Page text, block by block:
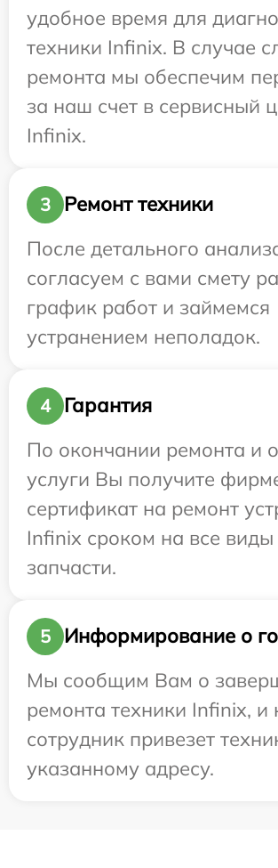
удобное время для
техники Infinix. В случае
ремонта мы обеспечим
за наш счет в сервисный
Infinix.
3
Ремонт техники
После детального
согласуем с вами смету
график работ и займемся
устранением неполадок.
4
Гарантия
По окончании ремонта и
услуги Вы получите
сертификат на ремонт
Infinix сроком на все виды
запчасти.
5
Информирование о
Мы сообщим Вам о
ремонта техники Infinix, и
сотрудник привезет
указанному адресу.